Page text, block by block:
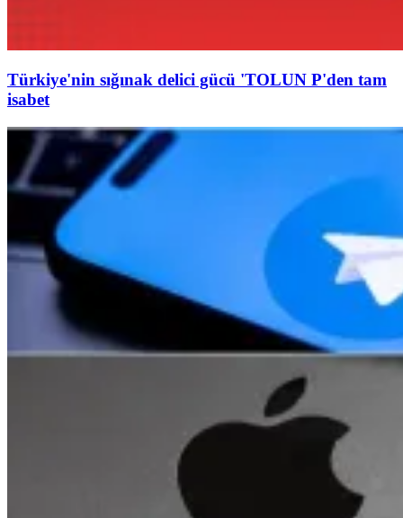
Türkiye'nin sığınak delici gücü 'TOLUN P'den tam
isabet